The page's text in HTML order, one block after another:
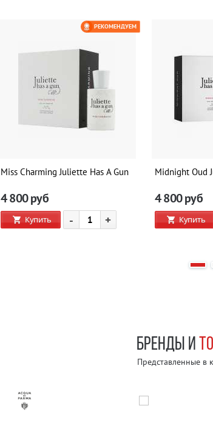
Miss Charming Juliette Has A Gun
4 800руб
Купить - +
РЕКОМЕНДУЕМ
Midnight Oud
4 800руб
Купить
БРЕНДЫ И
Представленные в